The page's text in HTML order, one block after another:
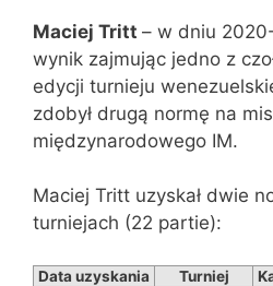
Maciej Tritt – w dniu
wynik zajmując jedno z
edycji turnieju
zdobył drugą normę na
międzynarodowego IM.
Maciej Tritt uzyskał dwie
turniejach (22 partie):
Data uzyskania Turniej